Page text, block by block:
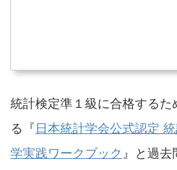
統計検定準１級に合格する
る『 日本統計学会公式認定
学実践ワークブック 』と過去